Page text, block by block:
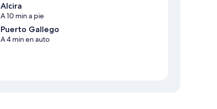
Alcira
A 10 min a pie
Puerto Gallego
A 4 min en auto